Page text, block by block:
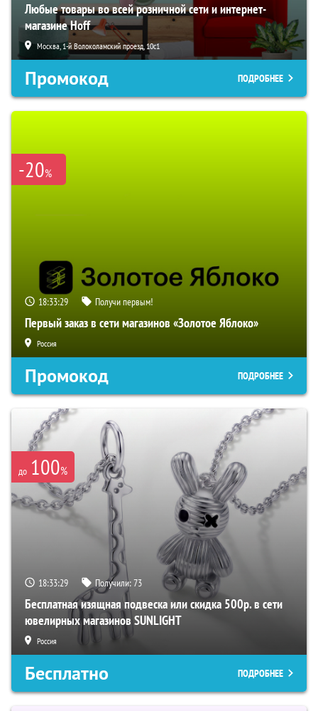
Любые товары во всей розничной сети и интернет-
магазине Hoff
Москва, 1-й Волоколамский проезд, 10с1
Промокод ПОДРОБНЕЕ
-20%
18:33:28 Получи первым!
Первый заказ в сети магазинов «Золотое Яблоко»
Россия
Промокод ПОДРОБНЕЕ
до 100%
18:33:28 Получили:73
Бесплатная изящная подвеска или скидка 500р. в сети
ювелирных магазинов SUNLIGHT
Россия
Бесплатно ПОДРОБНЕЕ